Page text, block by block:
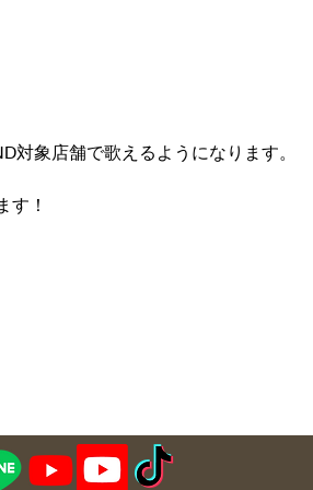
対象店舗で歌えるようになります。
す！